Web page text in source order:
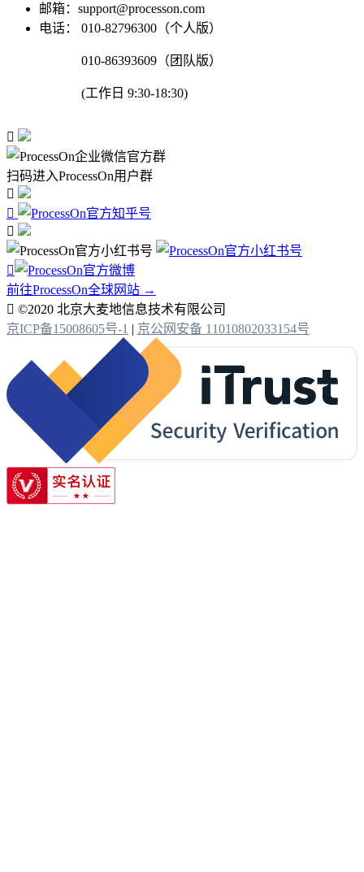
邮箱：support@processon.com
电话：
010-82796300（个人版）
010-86393609（团队版）
(工作日 9:30-18:30)

扫码进入ProcessOn用户群




前往ProcessOn全球网站 →
 ©2020 北京大麦地信息技术有限公司
京ICP备15008605号-1 | 京公网安备 11010802033154号